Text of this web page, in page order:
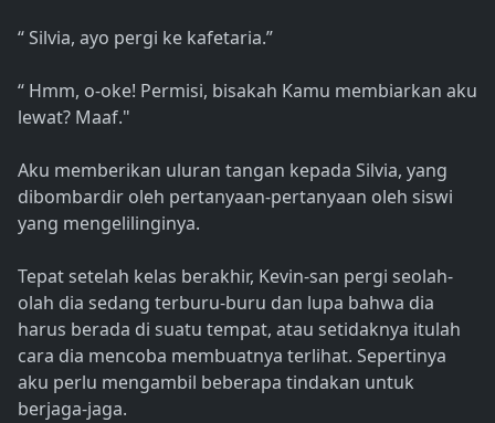
“ Silvia, ayo pergi ke kafetaria.”
“ Hmm, o-oke! Permisi, bisakah Kamu membiarkan aku
lewat? Maaf."
Aku memberikan uluran tangan kepada Silvia, yang
dibombardir oleh pertanyaan-pertanyaan oleh siswi
yang mengelilinginya.
Tepat setelah kelas berakhir, Kevin-san pergi seolah-
olah dia sedang terburu-buru dan lupa bahwa dia
harus berada di suatu tempat, atau setidaknya itulah
cara dia mencoba membuatnya terlihat. Sepertinya
aku perlu mengambil beberapa tindakan untuk
berjaga-jaga.